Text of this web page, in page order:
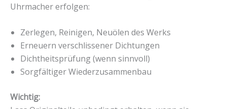
Uhrmacher erfolgen:
Zerlegen, Reinigen, Neuölen des Werks
Erneuern verschlissener Dichtungen
Dichtheitsprüfung (wenn sinnvoll)
Sorgfältiger Wiederzusammenbau
Wichtig: